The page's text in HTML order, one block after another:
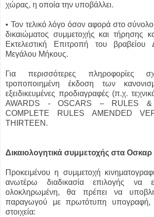
χώρας, η οποία την υποβάλλει.
• Τον τελικό λόγο όσον αφορά στο
δικαιώματος συμμετοχής και τήρησης
Εκτελεστική Επιτροπή του βραβείου
Μεγάλου Μήκους.
Για περισσότερες πληροφορίες
τροποποιημένη έκδοση των
εξειδικευμένες προδιαγραφές (π.χ.
AWARDS - OSCARS – RULES &
COMPLETE RULES AMENDED
THIRTEEN.
Δικαιολογητικά συμμετοχής στα Οσκαρ
Προκειμένου η συμμετοχή
ανωτέρω διαδικασία επιλογής να
ολοκληρωμένη, θα πρέπει να
παραγωγού με πρωτότυπη υπογραφή,
στοιχεία: